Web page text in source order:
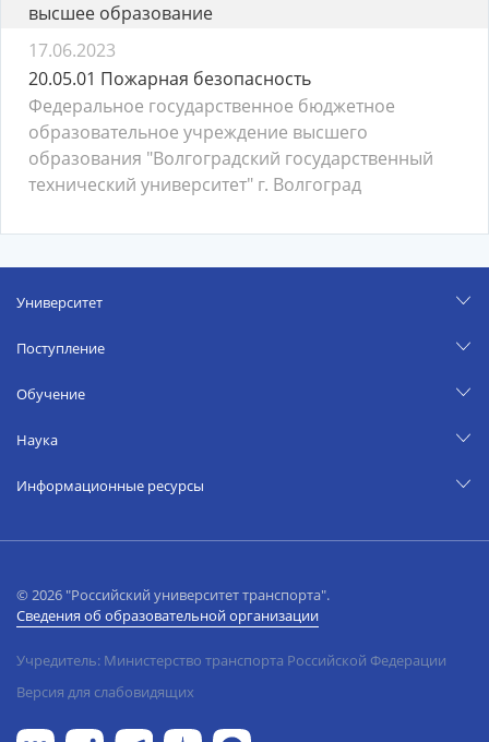
высшее образование
17.06.2023
20.05.01 Пожарная безопасность
Федеральное государственное бюджетное
образовательное учреждение высшего
образования "Волгоградский государственный
технический университет" г. Волгоград
Университет
Поступление
Обучение
Наука
Информационные ресурсы
© 2026 "Российский университет транспорта".
Сведения об образовательной организации
Учредитель: Министерство транспорта Российской Федерации
Версия для слабовидящих